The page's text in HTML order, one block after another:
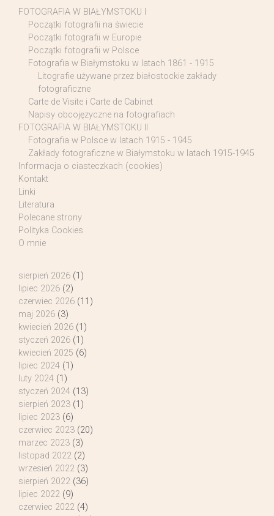
FOTOGRAFIA W BIAŁYMSTOKU I
Początki fotografii na świecie
Początki fotografii w Europie
Początki fotografii w Polsce
Fotografia w Białymstoku w latach 1861 - 1915
Litografie używane przez białostockie zakłady
fotograficzne
Carte de Visite i Carte de Cabinet
Napisy obcojęzyczne na fotografiach
FOTOGRAFIA W BIAŁYMSTOKU II
Fotografia w Polsce w latach 1915 - 1945
Zakłady fotograficzne w Białymstoku w latach 1915-1945
Informacja o ciasteczkach (cookies)
Kontakt
Linki
Literatura
Polecane strony
Polityka Cookies
O mnie
sierpień 2026 (1)
lipiec 2026 (2)
czerwiec 2026 (11)
maj 2026 (3)
kwiecień 2026 (1)
styczeń 2026 (1)
kwiecień 2025 (6)
lipiec 2024 (1)
luty 2024 (1)
styczeń 2024 (13)
sierpień 2023 (1)
lipiec 2023 (6)
czerwiec 2023 (20)
marzec 2023 (3)
listopad 2022 (2)
wrzesień 2022 (3)
sierpień 2022 (36)
lipiec 2022 (9)
czerwiec 2022 (4)